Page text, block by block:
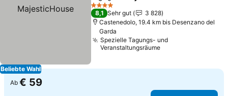
Beliebte Wahl
4 Sterne
8,1 Sehr gut
3 828
Castenedolo, 19.4 km bis Desenzano del
Garda
Spezielle Tagungs- und
Veranstaltungsräume
Ab € 59